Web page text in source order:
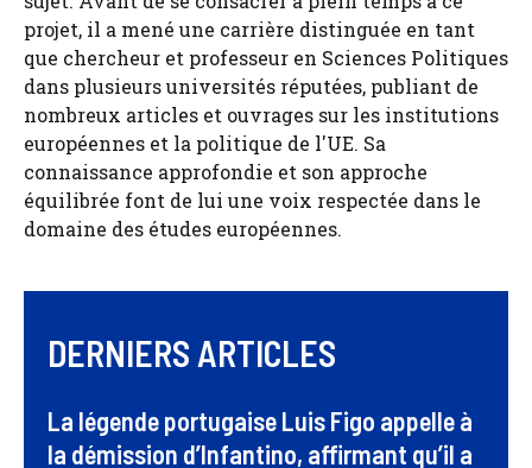
projet, il a mené une carrière distinguée en tant
que chercheur et professeur en Sciences Politiques
dans plusieurs universités réputées, publiant de
nombreux articles et ouvrages sur les institutions
européennes et la politique de l'UE. Sa
connaissance approfondie et son approche
équilibrée font de lui une voix respectée dans le
domaine des études européennes.
DERNIERS ARTICLES
La légende portugaise Luis Figo appelle à
la démission d’Infantino, affirmant qu’il a